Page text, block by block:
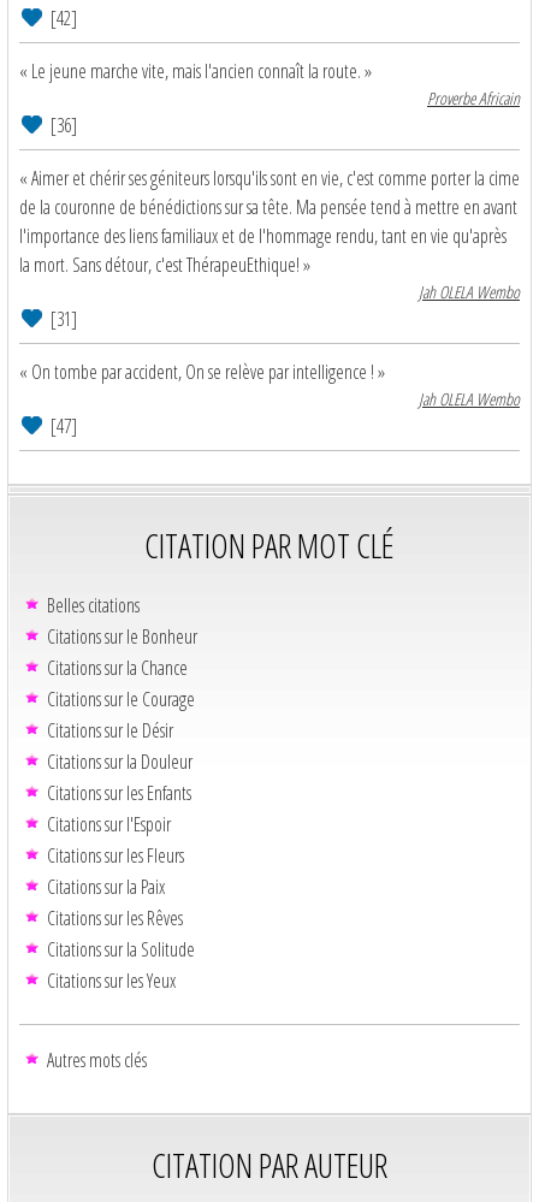
[42]
« Le jeune marche vite, mais l'ancien connaît la route. »
Proverbe Africain
[36]
« Aimer et chérir ses géniteurs lorsqu'ils sont en vie, c'est comme porter la cime
de la couronne de bénédictions sur sa tête. Ma pensée tend à mettre en avant
l'importance des liens familiaux et de l'hommage rendu, tant en vie qu'après
la mort. Sans détour, c'est ThérapeuEthique! »
Jah OLELA Wembo
[31]
« On tombe par accident, On se relève par intelligence ! »
Jah OLELA Wembo
[47]
CITATION PAR MOT CLÉ
Belles citations
Citations sur le Bonheur
Citations sur la Chance
Citations sur le Courage
Citations sur le Désir
Citations sur la Douleur
Citations sur les Enfants
Citations sur l'Espoir
Citations sur les Fleurs
Citations sur la Paix
Citations sur les Rêves
Citations sur la Solitude
Citations sur les Yeux
Autres mots clés
CITATION PAR AUTEUR